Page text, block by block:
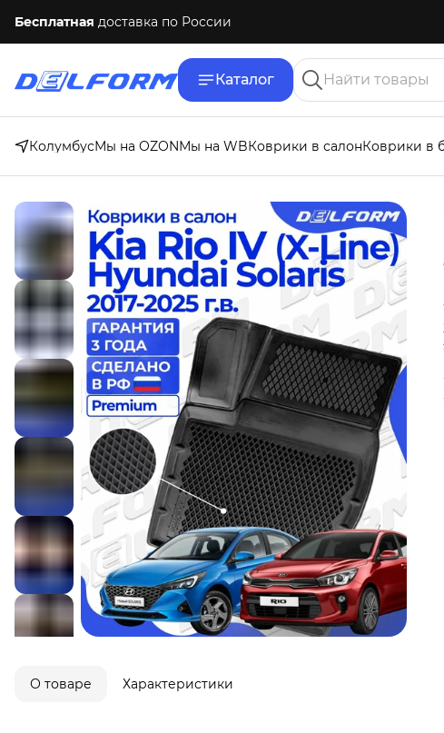
Бесплатная доставка по России
Каталог
КолумбусМы на OZONМы на WBКоврики в салонКоврики в
О товаре Характеристики